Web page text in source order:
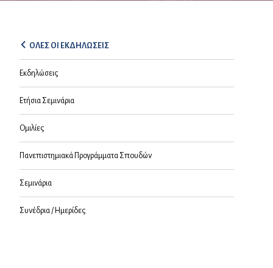
ΟΛΕΣ ΟΙ ΕΚΔΗΛΩΣΕΙΣ
Εκδηλώσεις
Ετήσια Σεμινάρια
Ομιλίες
Πανεπιστημιακά Προγράμματα Σπουδών
Σεμινάρια
Συνέδρια / Ημερίδες